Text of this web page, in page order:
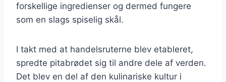
forskellige ingredienser og dermed fungere
som en slags spiselig skål.
I takt med at handelsruterne blev etableret,
spredte pitabrødet sig til andre dele af verden.
Det blev en del af den kulinariske kultur i